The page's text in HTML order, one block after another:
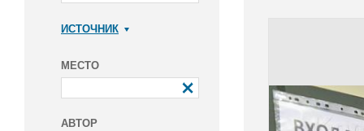
ИСТОЧНИК
МЕСТО
АВТОР